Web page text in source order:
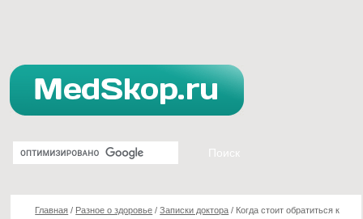
Главная / Разное о здоровье /Записки доктора / Когда стоит обратиться к